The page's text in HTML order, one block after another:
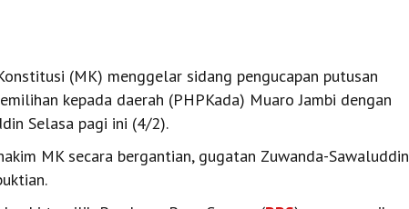
(MK) menggelar sidang pengucapan putusan
kepada daerah (PHPKada) Muaro Jambi dengan
Selasa pagi ini (4/2).
MK secara bergantian, gugatan Zuwanda-Sawaluddin